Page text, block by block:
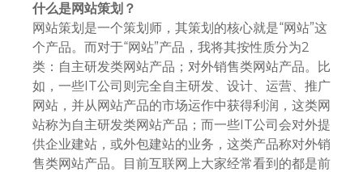
什么是网站策划？
网站策划是一个策划师，其策划的核心就是“网站”这
个产品。而对于“网站”产品，我将其按性质分为2
类：自主研发类网站产品；对外销售类网站产品。比
如，一些IT公司则完全自主研发、设计、运营、推广
网站，并从网站产品的市场运作中获得利润，这类网
站称为自主研发类网站产品；而一些IT公司会对外提
供企业建站，或外包建站的业务，这类产品称对外销
售类网站产品。目前互联网上大家经常看到的都是前